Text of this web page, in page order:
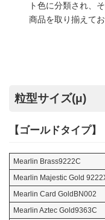
ト色に分類され、
商品を取り揃えてお
粒型サイズ(μ)
【ゴールドタイプ】
Mearlin Brass9222C
Mearlin Majestic Gold
Mearlin Card GoldBN002
Mearlin Aztec Gold9363C